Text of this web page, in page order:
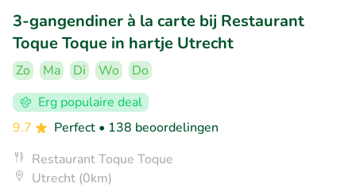
3-gangendiner à la carte bij Restaurant
Toque Toque in hartje Utrecht
Zo Ma Di Wo
Do
Erg populaire deal
9.7
Perfect • 138 beoordelingen
Restaurant Toque Toque
Utrecht (0km)